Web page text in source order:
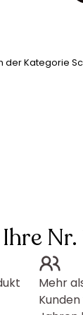
Kategorie
Ihre
Mehr